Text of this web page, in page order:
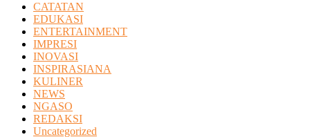
CATATAN
EDUKASI
ENTERTAINMENT
IMPRESI
INOVASI
INSPIRASIANA
KULINER
NEWS
NGASO
REDAKSI
Uncategorized